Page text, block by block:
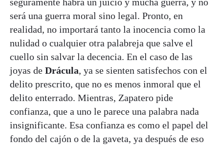
será una guerra moral sino legal. Pronto, en
realidad, no importará tanto la inocencia como la
nulidad o cualquier otra palabreja que salve el
cuello sin salvar la decencia. En el caso de las
joyas de Drácula, ya se sienten satisfechos con el
delito prescrito, que no es menos inmoral que el
delito enterrado. Mientras, Zapatero pide
confianza, que a uno le parece una palabra nada
insignificante. Esa confianza es como el papel del
fondo del cajón o de la gaveta, ya después de eso